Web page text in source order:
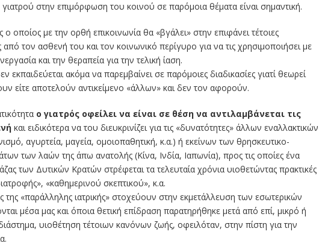
στην επιμόρφωση του κοινού σε παρόμοια θέματα είναι σημαντική.
ο οποίος με την ορθή επικοινωνία θα «βγάλει» στην επιφάνει τέτοιες
από τον ασθενή του και τον κοινωνικό περίγυρο για να τις χρησιμοποιήσει με
και την θεραπεία για την τελική ίαση.
εκπαιδεύεται ακόμα να παρεμβαίνει σε παρόμοιες διαδικασίες γιατί θεωρεί
είτε αποτελούν αντικείμενο «άλλων» και δεν τον αφορούν.
ο γιατρός οφείλει να είναι σε θέση να αντιλαμβάνεται τις
και ειδικότερα να του διευκρινίζει για τις «δυνατότητες» άλλων εναλλακτικών
αγυρτεία, μαγεία, ομοιοπαθητική, κ.α.) ή εκείνων των θρησκευτικο-
των λαών της άπω ανατολής (Κίνα, Ινδία, Ιαπωνία), προς τις οποίες ένα
των Δυτικών Κρατών στρέφεται τα τελευταία χρόνια υιοθετώντας πρακτικές
«καθημερινού σκεπτικού», κ.α.
της «παράλληλης ιατρικής» στοχεύουν στην εκμετάλλευση των εσωτερικών
μέσα μας και όποια θετική επίδραση παρατηρήθηκε μετά από επί, μικρό ή
υιοθέτηση τέτοιων κανόνων ζωής, οφειλόταν, στην πίστη για την